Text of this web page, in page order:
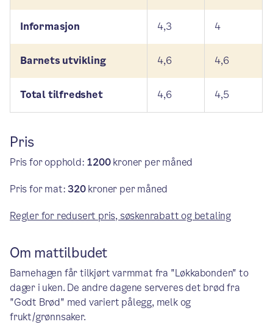
Informasjon 4,3 4
Barnets utvikling 4,6 4,6
Total tilfredshet 4,6 4,5
Pris
Pris for opphold: 1200kroner per måned
Pris for mat:320kroner per måned
Regler for redusert pris, søskenrabatt og betaling
Om mattilbudet
Barnehagen får tilkjørt varmmat fra "Løkkabonden" to
dager i uken. De andre dagene serveres det brød fra
"Godt Brød" med variert pålegg, melk og
frukt/grønnsaker.